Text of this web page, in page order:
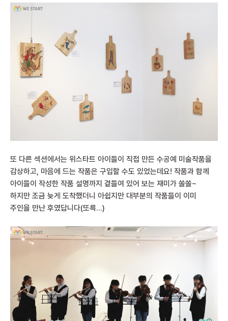
또 다른 섹션에서는 위스타트 아이들이 직접 만든 수공예 미술작품을
감상하고, 마음에 드는 작품은 구입할 수도 있었는데요! 작품과 함께
아이들이 작성한 작품 설명까지 곁들여 있어 보는 재미가 쏠쏠~
하지만 조금 늦게 도착했더니 아쉽지만 대부분의 작품들이 이미
주인을 만난 후였답니다(또륵…)